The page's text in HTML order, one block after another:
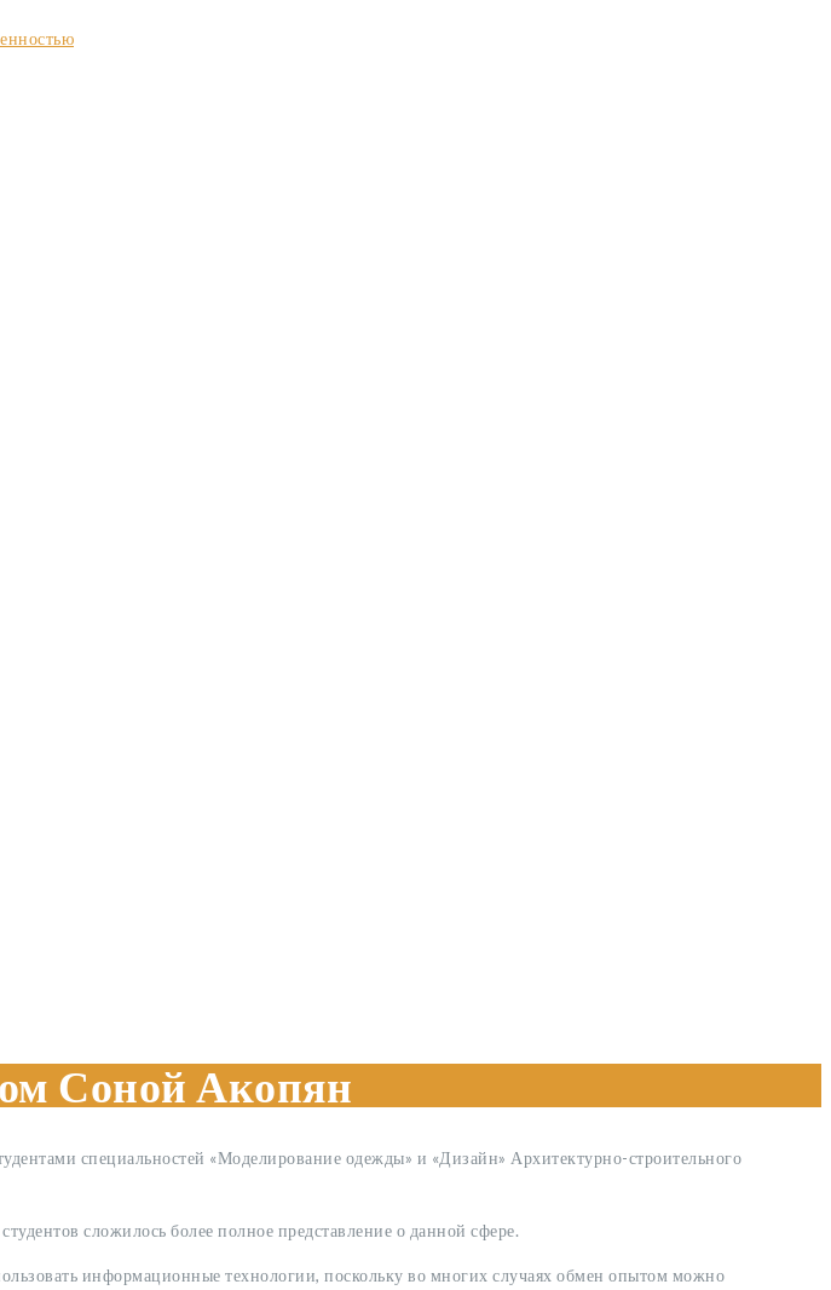
Соной Акопян
специальностей «Моделирование одежды» и «Дизайн» Архитектурно-строительного
сложилось более полное представление о данной сфере.
информационные технологии, поскольку во многих случаях обмен опытом можно